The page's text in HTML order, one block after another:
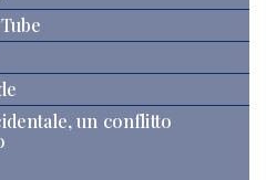
un conflitto